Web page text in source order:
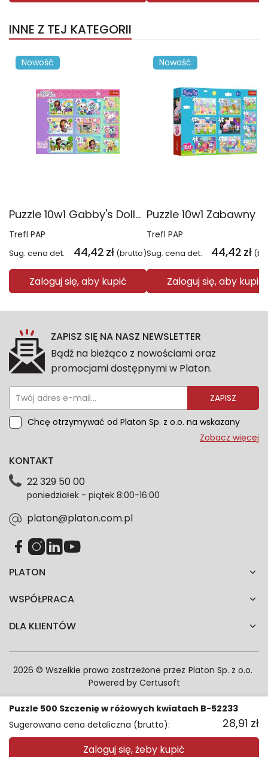
INNE Z TEJ KATEGORII
Nowość
Puzzle 10w1 Gabby's Dollhouse Gabby i jej świat 96014
Trefl PAP
Sug. cena det. 44,42 zł (brutto)
Zaloguj się, aby kupić
Nowość
Trefl PAP
Sug. cena det. 44,42 zł
Zaloguj się, aby kupić
Puzzle 500 Szczenię w różowych kwiatach B-52233
Sugerowana cena detaliczna (brutto):
28,91 zł
Zaloguj się, żeby kupić
ZAPISZ SIĘ NA NASZ NEWSLETTER
Bądź na bieżąco z nowościami oraz
promocjami dostępnymi w Platon.
ZAPISZ
Chcę otrzymywać od Platon Sp. z o.o. na wskazany
przeze mnie adres e-mail informacje marketingowe
dotyczące danych osobowych znajdziesz w naszej
każdym czasie. Wycofanie zgody nie wpłynie na
zgodność z prawem przetwarzania dokonanego przed
Zobacz więcej
PLATON
WSPÓŁPRACA
DLA KLIENTÓW
KONTAKT
22 329 50 00
poniedziałek - piątek 8:00-16:00
platon@platon.com.pl
2026 © Wszelkie prawa zastrzeżone przez Platon Sp. z o.o.
Powered by Certusoft